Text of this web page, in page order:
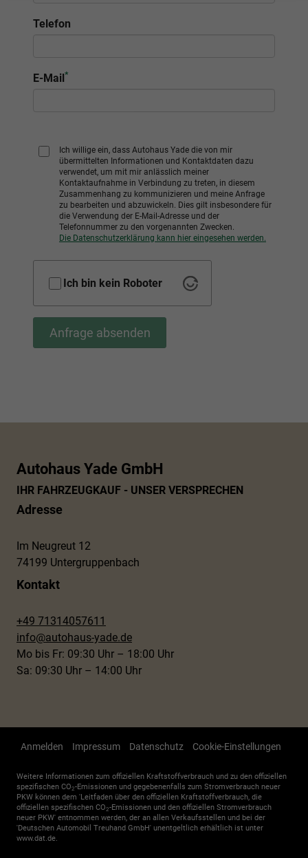
Telefon
E-Mail*
Ich willige ein, dass Autohaus Yade die von mir
übermittelten Informationen und Kontaktdaten dazu
verwendet, um mit mir anlässlich meiner
Kontaktaufnahme in Verbindung zu treten, in diesem
Zusammenhang zu kommunizieren und meine Anfrage
zu bearbeiten und abzuwickeln. Dies gilt insbesondere für
die Verwendung der E-Mail-Adresse und der
Telefonnummer zu den vorgenannten Zwecken.
Die Datenschutzerklärung kann hier eingesehen werden.
Ich bin kein Roboter
Anfrage absenden
Autohaus Yade GmbH
IHR FAHRZEUGKAUF - UNSER VERSPRECHEN
Adresse
Im Neugreut 12
74199 Untergruppenbach
Kontakt
+49 71314057611
info@autohaus-yade.de
Mo bis Fr: 09:30 Uhr – 18:00 Uhr
Sa: 09:30 Uhr – 14:00 Uhr
Anmelden Impressum Datenschutz Cookie-Einstellungen
Weitere Informationen zum offiziellen Kraftstoffverbrauch und zu den offiziellen
spezifischen CO2-Emissionen und gegebenenfalls zum Stromverbrauch neuer
PKW können dem 'Leitfaden über den offiziellen Kraftstoffverbrauch, die
offiziellen spezifischen CO2-Emissionen und den offiziellen Stromverbrauch
neuer PKW' entnommen werden, der an allen Verkaufsstellen und bei der
'Deutschen Automobil Treuhand GmbH' unentgeltlich erhältlich ist unter
www.dat.de.